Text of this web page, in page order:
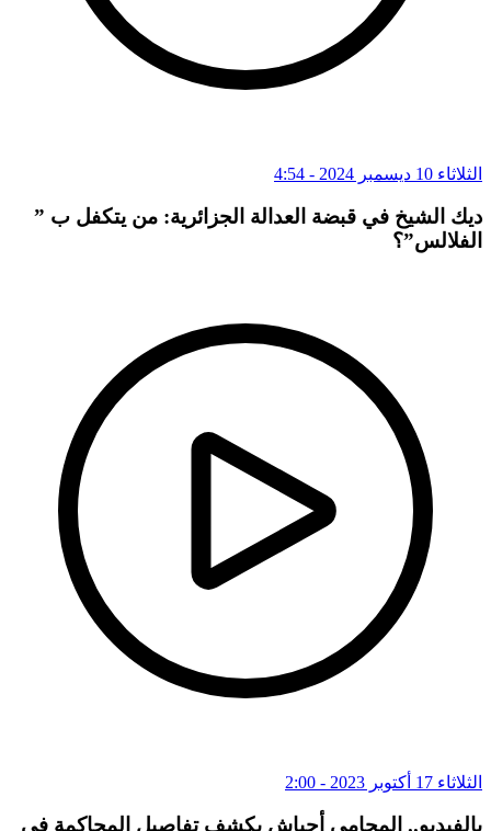
الثلاثاء 10 ديسمبر 2024 - 4:54
ديك الشيخ في قبضة العدالة الجزائرية: من يتكفل ب ”
الفلالس”؟
الثلاثاء 17 أكتوبر 2023 - 2:00
بالفيديو.. المحامي أجياش يكشف تفاصيل المحاكمة في